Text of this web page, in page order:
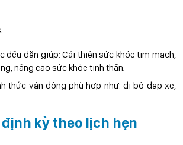
đều đặn giúp: Cải thiện sức khỏe tim mạch,
nâng cao sức khỏe tinh thần;
thức vận động phù hợp như: đi bộ đạp xe,
định kỳ theo lịch hẹn